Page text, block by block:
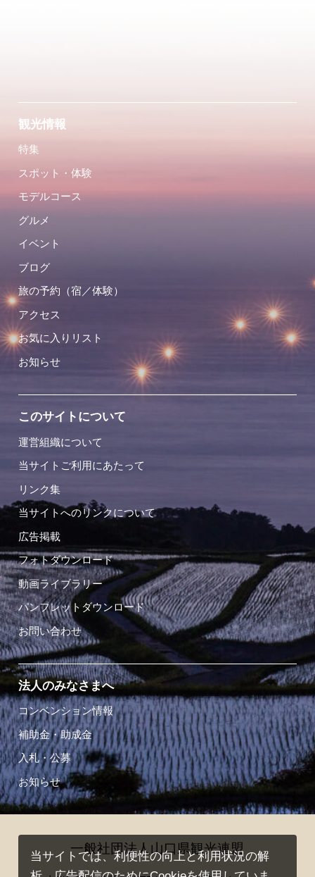
観光情報
特集
スポット・体験
モデルコース
グルメ
イベント
ブログ
旅の予約（宿／体験）
アクセス
お気に入りリスト
お知らせ
このサイトについて
運営組織について
当サイトご利用にあたって
リンク集
当サイトへのリンクについて
広告掲載
フォトダウンロード
動画ライブラリー
パンフレットダウンロード
お問い合わせ
法人のみなさまへ
コンベンション情報
補助金・助成金
入札・公募
お知らせ
一般社団法人山口県観光連盟
当サイトでは、利便性の向上と利用状況の解